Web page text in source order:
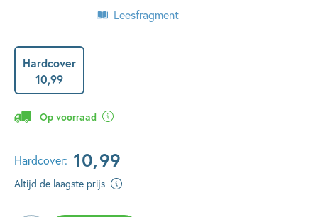
Leesfragment
Hardcover
10,99
Op voorraad
Hardcover: 10,99
Altijd de laagste prijs